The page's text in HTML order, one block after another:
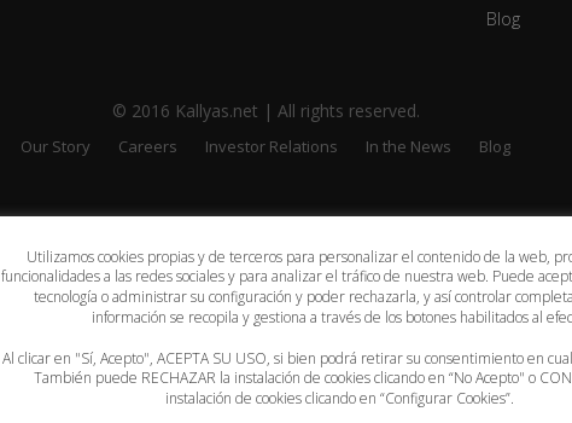
Blog
© 2016 Kallyas.net | All rights reserved.
Our Story Careers Investor Relations In the News Blog
Utilizamos cookies propias y de terceros para personalizar el contenido de la web,
funcionalidades a las redes sociales y para analizar el tráfico de nuestra web. Puede
tecnología o administrar su configuración y poder rechazarla, y así controlar
información se recopila y gestiona a través de los botones habilitados al
Al clicar en "Sí, Acepto", ACEPTA SU USO, si bien podrá retirar su consentimiento en
También puede RECHAZAR la instalación de cookies clicando en “No Acepto" o
instalación de cookies clicando en “Configurar Cookies”.